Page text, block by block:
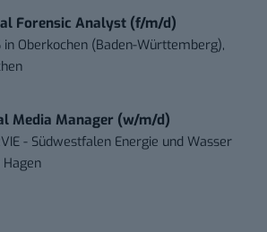
Forensic Analyst (f/m/d)
in Oberkochen (Baden-Württemberg),
Media Manager (w/m/d)
- Südwestfalen Energie und Wasser
Hagen